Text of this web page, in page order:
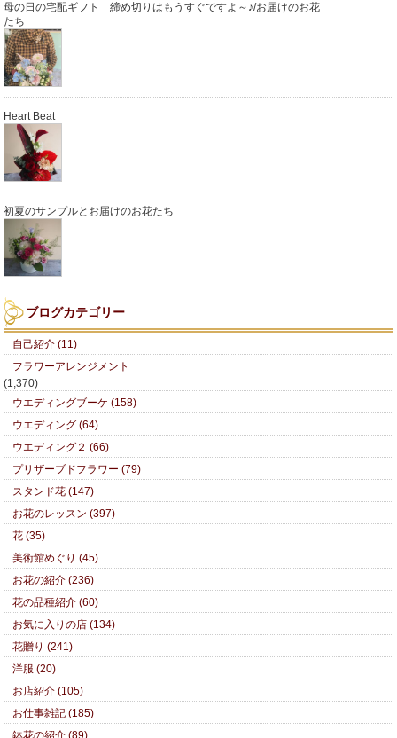
母の日の宅配ギフト 締め切りはもうすぐですよ～♪/お届けのお花
たち
Heart Beat
初夏のサンプルとお届けのお花たち
ブログカテゴリー
自己紹介 (11)
フラワーアレンジメント
(1,370)
ウエディングブーケ (158)
ウエディング (64)
ウエディング２ (66)
プリザーブドフラワー (79)
スタンド花 (147)
お花のレッスン (397)
花 (35)
美術館めぐり (45)
お花の紹介 (236)
花の品種紹介 (60)
お気に入りの店 (134)
花贈り (241)
洋服 (20)
お店紹介 (105)
お仕事雑記 (185)